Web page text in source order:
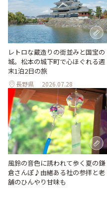
レトロな蔵造りの街並みと国宝の
城。松本の城下町で心ほぐれる週
末1泊2日の旅
長野県 2026.07.28
風鈴の音色に誘われて歩く夏の鎌
倉さんぽ♪由緒ある社の参拝と老
舗のひんやり甘味も